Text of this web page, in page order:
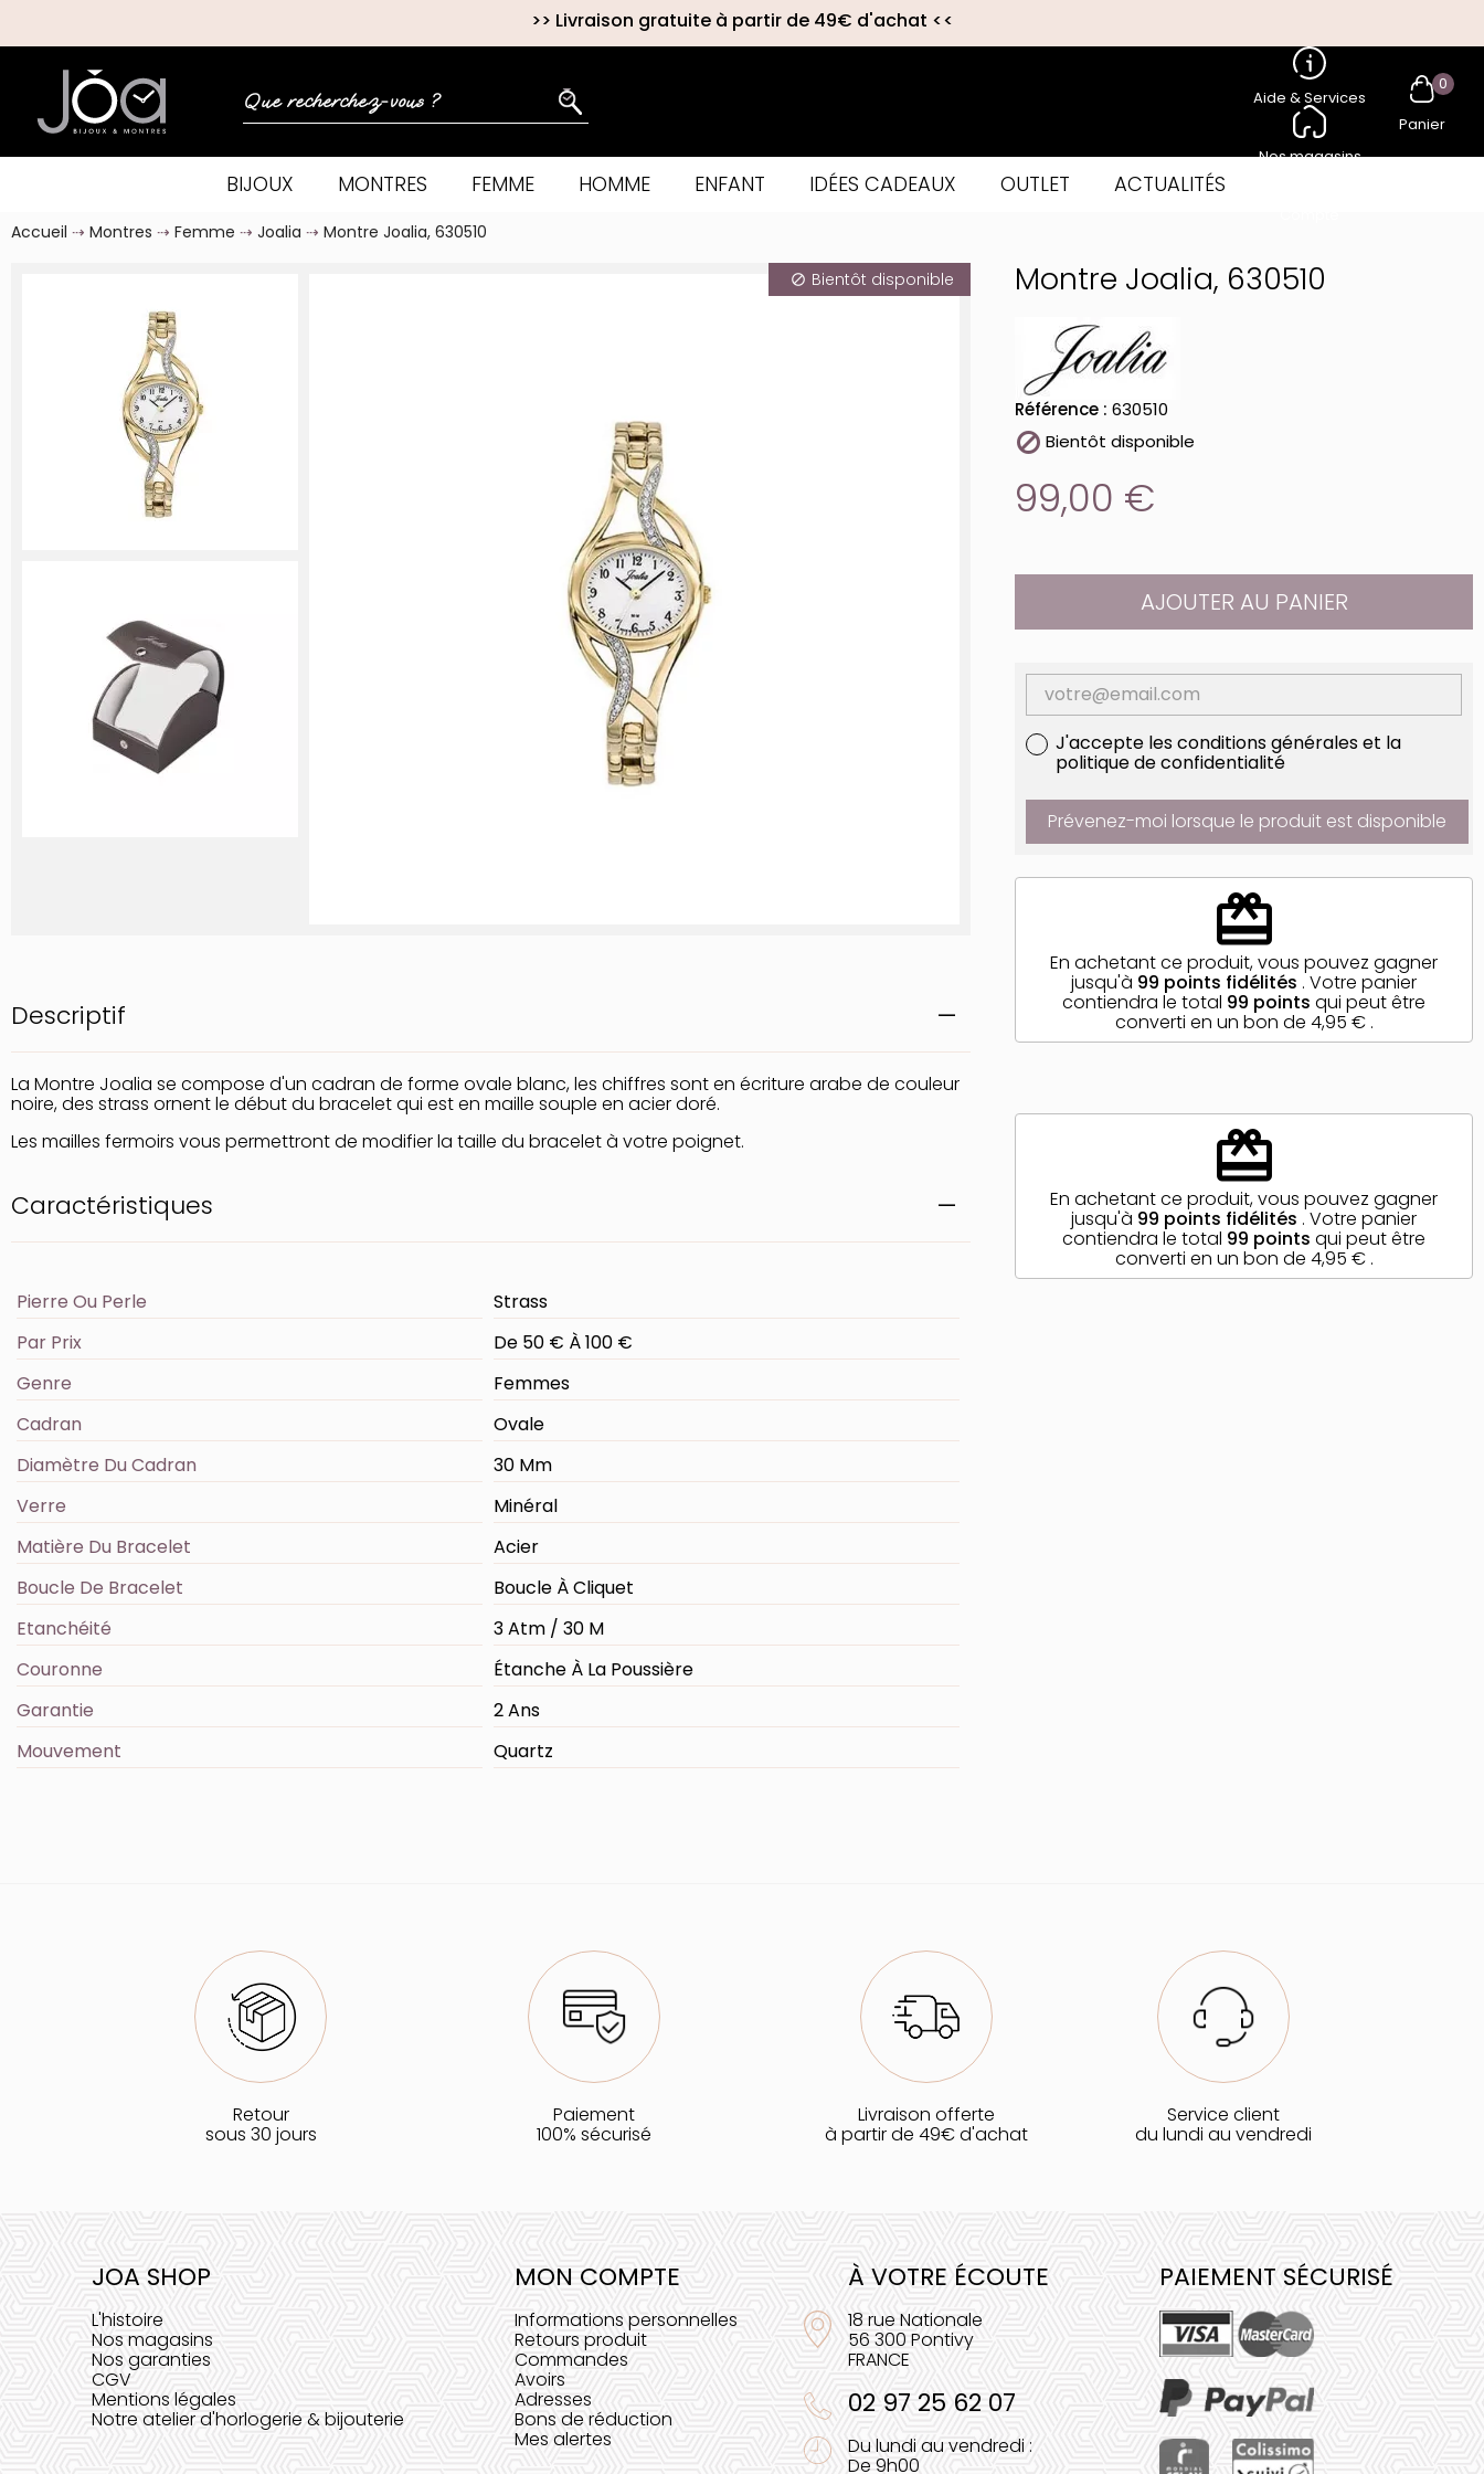
>> Livraison gratuite à partir de 49€ d'achat <<
Aide & Services
Nos magasins
0
Panier
BIJOUX MONTRES FEMME HOMME ENFANT IDÉES CADEAUX OUTLET ACTUALITÉS
Accueil Montres Femme Joalia Montre Joalia, 630510
Bientôt disponible
Descriptif
La Montre Joalia se compose d'un cadran de forme ovale blanc, les chiffres sont en écriture arabe de couleur
noire, des strass ornent le début du bracelet qui est en maille souple en acier doré.
Les mailles fermoirs vous permettront de modifier la taille du bracelet à votre poignet.
Caractéristiques
Pierre Ou Perle
Strass
Par Prix
De 50 € À 100 €
Genre
Femmes
Cadran
Ovale
Diamètre Du Cadran
30 Mm
Verre
Minéral
Matière Du Bracelet
Acier
Boucle De Bracelet
Boucle À Cliquet
Etanchéité
3 Atm / 30 M
Couronne
Étanche À La Poussière
Garantie
2 Ans
Mouvement
Quartz
Montre Joalia, 630510
Référence : 630510
 Bientôt disponible
99,00 €
AJOUTER AU PANIER
J'accepte les conditions générales et la
politique de confidentialité
Prévenez-moi lorsque le produit est disponible
redeem
En achetant ce produit, vous pouvez gagner
jusqu'à 99 points fidélités . Votre panier
contiendra le total 99 points qui peut être
converti en un bon de 4,95 €.
redeem
En achetant ce produit, vous pouvez gagner
jusqu'à 99 points fidélités . Votre panier
contiendra le total 99 points qui peut être
converti en un bon de 4,95 €.
Retour
sous 30 jours
Paiement
100% sécurisé
Livraison offerte
à partir de 49€ d'achat
Service client
du lundi au vendredi
JOA SHOP
L'histoire
Nos magasins
Nos garanties
CGV
Mentions légales
Notre atelier d'horlogerie & bijouterie
MON COMPTE
Informations personnelles
Retours produit
Commandes
Avoirs
Adresses
Bons de réduction
Mes alertes
À VOTRE ÉCOUTE
18 rue Nationale
56 300 Pontivy
FRANCE
02 97 25 62 07
Du lundi au vendredi :
De 9h00
PAIEMENT SÉCURISÉ